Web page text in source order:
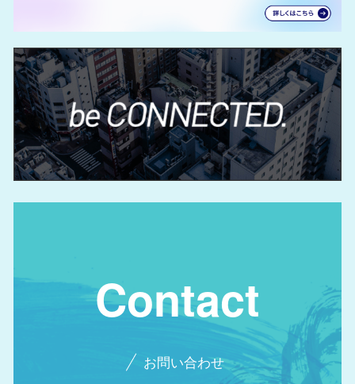
Contact
お問い合わせ